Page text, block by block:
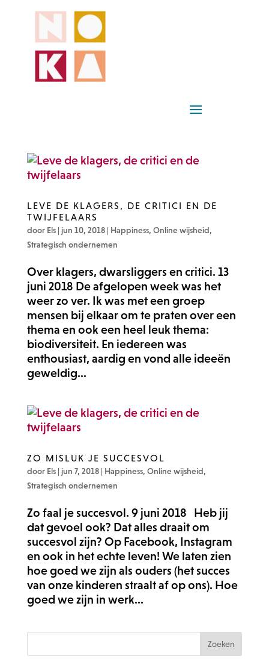
LEVE DE KLAGERS, DE CRITICI EN DE
TWIJFELAARS
door Els| jun 10, 2018| Happiness, Online wijsheid,
Strategisch ondernemen
Over klagers, dwarsliggers en critici. 13
juni 2018 De afgelopen week was het
weer zo ver. Ik was met een groep
mensen bij elkaar om te praten over een
thema en ook een heel leuk thema:
biodiversiteit. En iedereen was
enthousiast, aardig en vond alle ideeën
geweldig...
ZO MISLUK JE SUCCESVOL
door Els| jun 7, 2018| Happiness, Online wijsheid,
Strategisch ondernemen
Zo faal je succesvol. 9 juni 2018 Heb jij
dat gevoel ook? Dat alles draait om
succesvol zijn? Op Facebook, Instagram
en ook in het echte leven! We laten zien
hoe goed we zijn als ouders (het succes
van onze kinderen straalt af op ons). Hoe
goed we zijn in werk...